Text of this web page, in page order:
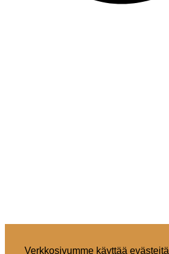
Verkkosivumme käyttää evästeitä